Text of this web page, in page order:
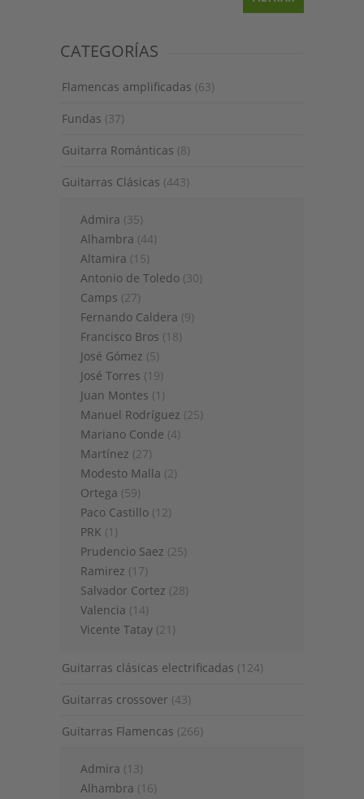
CATEGORÍAS
Flamencas amplificadas (63)
Fundas (37)
Guitarra Románticas (8)
Guitarras Clásicas (443)
Admira (35)
Alhambra (44)
Altamira (15)
Antonio de Toledo (30)
Camps (27)
Fernando Caldera (9)
Francisco Bros (18)
José Gómez (5)
José Torres (19)
Juan Montes (1)
Manuel Rodríguez (25)
Mariano Conde (4)
Martínez (27)
Modesto Malla (2)
Ortega (59)
Paco Castillo (12)
PRK (1)
Prudencio Saez (25)
Ramirez (17)
Salvador Cortez (28)
Valencia (14)
Vicente Tatay (21)
Guitarras clásicas electrificadas (124)
Guitarras crossover (43)
Guitarras Flamencas (266)
Admira (13)
Alhambra (16)